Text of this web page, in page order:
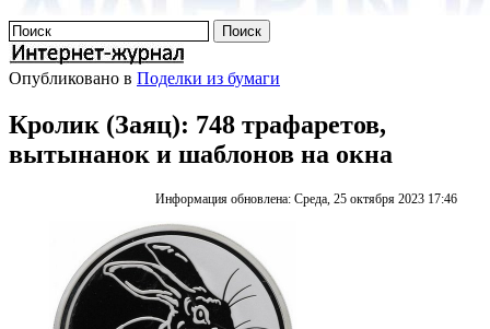
Опубликовано в Поделки из бумаги
Кролик (Заяц): 748 трафаретов,
вытынанок и шаблонов на окна
Информация обновлена: Среда, 25 октября 2023 17:46